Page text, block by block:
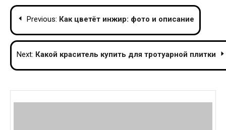
Post
navigation
Previous: Как цветёт инжир: фото и описание
Next: Какой краситель купить для тротуарной плитки